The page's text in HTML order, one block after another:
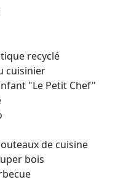
recyclé
cuisinier
"Le Petit Chef"
de cuisine
bois